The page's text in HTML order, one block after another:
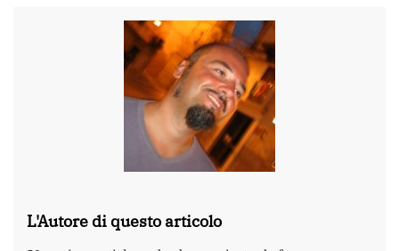
L'Autore di questo articolo